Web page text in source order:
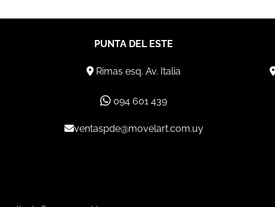
PUNTA DEL ESTE
Rimas esq. Av. Italia
094 601 439
ventaspde@movelart.com.uy